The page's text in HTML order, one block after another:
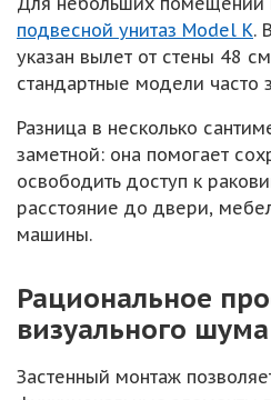
подвесной унитаз Model K.
указан вылет от стены 48
стандартные модели часто
Разница в несколько
заметной: она помогает
освободить доступ к
расстояние до двери,
машины.
Рациональное
визуального шума
Застенный монтаж